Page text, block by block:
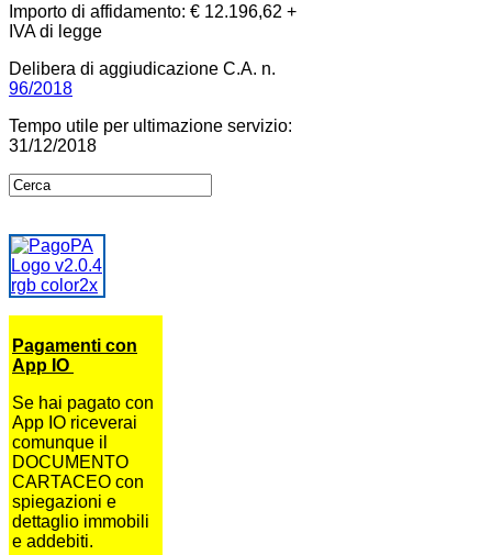
Importo di affidamento: € 12.196,62 +
IVA di legge
Delibera di aggiudicazione C.A. n.
96/2018
Tempo utile per ultimazione servizio:
31/12/2018
Pagamenti con
App IO
Se hai pagato con
App IO riceverai
comunque il
DOCUMENTO
CARTACEO con
spiegazioni e
dettaglio immobili
e addebiti.